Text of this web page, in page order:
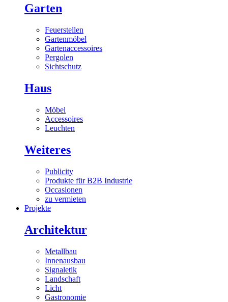
Garten
Feuerstellen
Gartenmöbel
Gartenaccessoires
Pergolen
Sichtschutz
Haus
Möbel
Accessoires
Leuchten
Weiteres
Publicity
Produkte für B2B Industrie
Occasionen
zu vermieten
Projekte
Architektur
Metallbau
Innenausbau
Signaletik
Landschaft
Licht
Gastronomie